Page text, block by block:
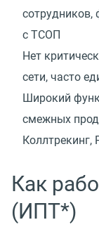
сотрудников,
с ТСОП
Нет
сети, часто
Широкий
смежных
Коллтрекинг,
Как
(ИПТ*)